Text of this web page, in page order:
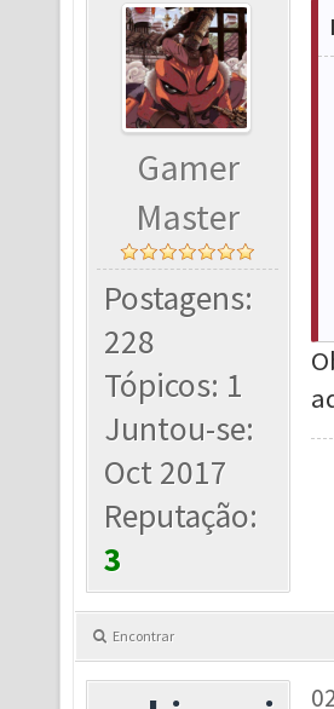
Gamer
Master
Postagens:
228
Tópicos: 1
Juntou-se:
Oct 2017
Reputação:
3
Encontrar